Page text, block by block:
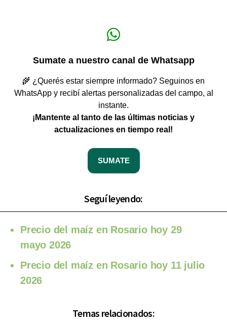
Sumate a nuestro canal de Whatsapp
🌾 ¿Querés estar siempre informado? Seguinos en
WhatsApp y recibí alertas personalizadas del campo, al
instante.
¡Mantente al tanto de las últimas noticias y
actualizaciones en tiempo real!
SUMATE
Seguí leyendo:
Precio del maíz en Rosario hoy 29
mayo 2026
Precio del maíz en Rosario hoy 11 julio
2026
Temas relacionados: